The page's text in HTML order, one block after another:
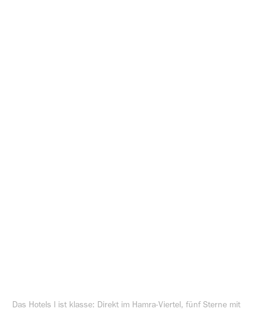
Das Hotels l ist klasse: Direkt im Hamra-Viertel, fünf Sterne mit